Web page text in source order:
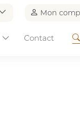
Mon
Contact